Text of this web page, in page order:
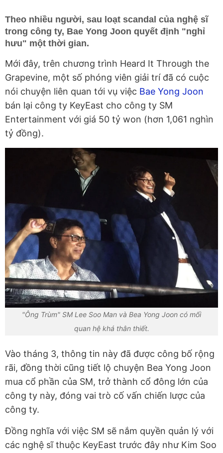
Theo nhiều người, sau loạt scandal của nghệ sĩ
trong công ty, Bae Yong Joon quyết định "nghỉ
hưu" một thời gian.
Mới đây, trên chương trình Heard It Through the
Grapevine, một số phóng viên giải trí đã có cuộc
nói chuyện liên quan tới vụ việc Bae Yong Joon
bán lại công ty KeyEast cho công ty SM
Entertainment với giá 50 tỷ won (hơn 1,061 nghìn
tỷ đồng).
"Ông Trùm" SM Lee Soo Man và Bea Yong Joon có mối
quan hệ khá thân thiết.
Vào tháng 3, thông tin này đã được công bố rộng
rãi, đồng thời cũng tiết lộ chuyện Bea Yong Joon
mua cổ phần của SM, trở thành cổ đông lớn của
công ty này, đóng vai trò cố vấn chiến lược của
công ty.
Đồng nghĩa với việc SM sẽ nắm quyền quản lý với
các nghệ sĩ thuộc KeyEast trước đây như Kim Soo